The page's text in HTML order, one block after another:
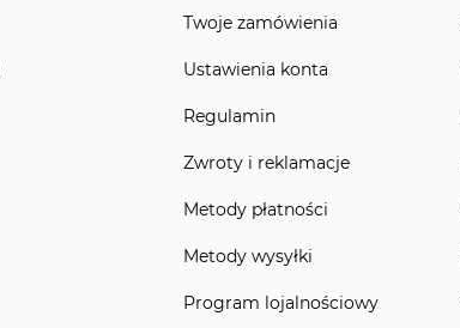
Twoje zamówienia
Ustawienia konta
Regulamin
Zwroty i reklamacje
Metody płatności
Metody wysyłki
Program lojalnościowy